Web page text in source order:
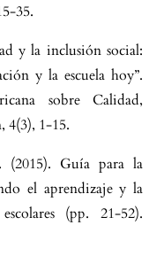
35.
y la inclusión social:
y la escuela hoy”.
sobre Calidad,
4(3), 1-15.
Guía para la
el aprendizaje y la
(pp. 21-52).